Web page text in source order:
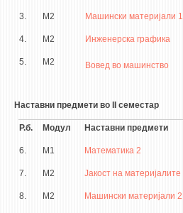
СООПШТЕНИЈА
СТУДЕНТСКА СЛУЖБА
БИБЛИОТЕКА
СТИПЕНДИИ
ПРАКСИ
3. М2 Машински материјали 1
4. М2 Инженерска графика
5. М2 Вовед во машинство
Наставни предмети во II семестар
Р.б. Модул Наставни предмети
6. М1 Математика 2
7. М2 Јакост на материјалите
8. М2 Машински материјали 2